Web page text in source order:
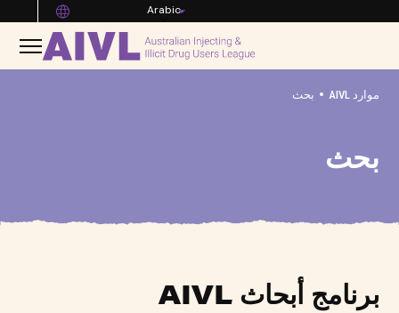
Arabic
موارد AIVL • بحث
بحث
برنامج أبحاث AIVL